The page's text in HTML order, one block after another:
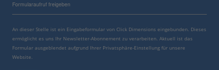
Formularaufruf freigeben
An dieser Stelle ist ein Eingabeformular von Click Dimensions eingebunden. Dieses
ermöglicht es uns Ihr Newsletter-Abonnement zu verarbeiten. Aktuell ist das
Formular ausgeblendet aufgrund Ihrer Privatsphäre-Einstellung für unsere
Website.